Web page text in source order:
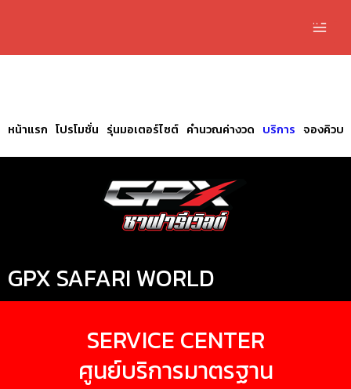
หน้าแรก โปรโมชั่น รุ่นมอเตอร์ไซต์ คำนวณค่างวด บริการ จองคิวบ
GPX SAFARI WORLD
SERVICE CENTER
ศูนย์บริการมาตรฐาน
ENTH